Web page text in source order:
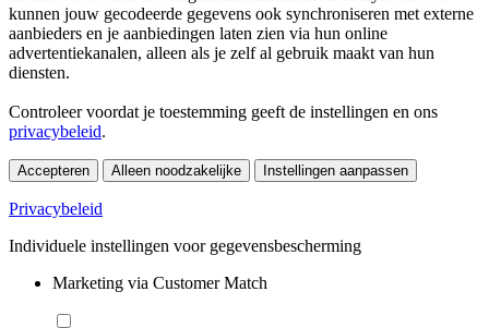
kunnen jouw gecodeerde gegevens ook synchroniseren met externe
aanbieders en je aanbiedingen laten zien via hun online
advertentiekanalen, alleen als je zelf al gebruik maakt van hun
diensten.
Controleer voordat je toestemming geeft de instellingen en ons
privacybeleid.
Accepteren Alleen noodzakelijke Instellingen aanpassen
Privacybeleid
Individuele instellingen voor gegevensbescherming
Marketing via Customer Match